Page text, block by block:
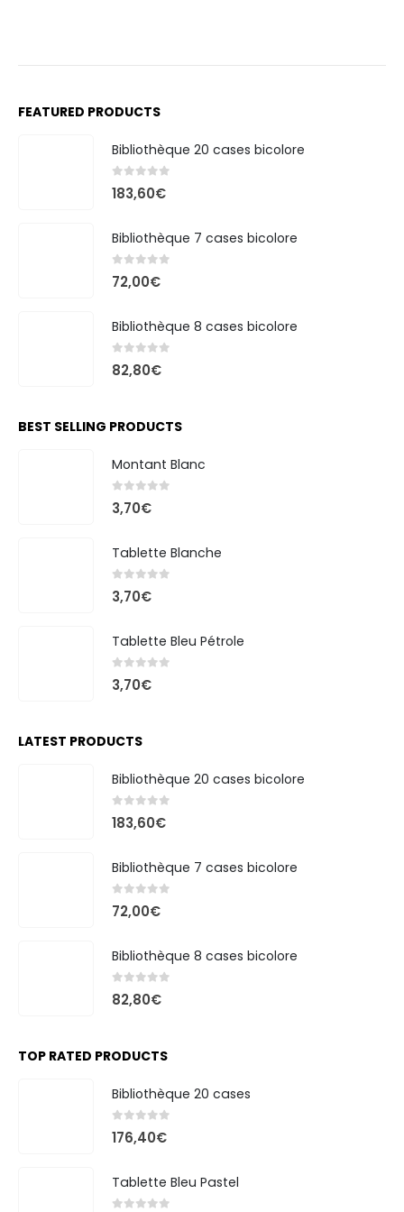
FEATURED PRODUCTS
Bibliothèque 20 cases bicolore
0out of 5
183,60€
Bibliothèque 7 cases bicolore
0out of 5
72,00€
Bibliothèque 8 cases bicolore
0out of 5
82,80€
BEST SELLING PRODUCTS
Montant Blanc
0 out of 5
3,70€
Tablette Blanche
0 out of 5
3,70€
Tablette Bleu Pétrole
0 out of 5
3,70€
LATEST PRODUCTS
Bibliothèque 20 cases bicolore
0out of 5
183,60€
Bibliothèque 7 cases bicolore
0out of 5
72,00€
Bibliothèque 8 cases bicolore
0out of 5
82,80€
TOP RATED PRODUCTS
Bibliothèque 20 cases
0out of 5
176,40€
Tablette Bleu Pastel